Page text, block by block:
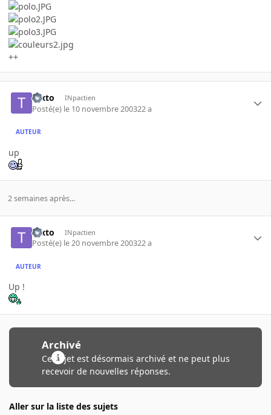
++
texto INpactien
Posté(e) le 10 novembre 200322 a
AUTEUR
up
2 semaines après...
texto INpactien
Posté(e) le 20 novembre 200322 a
AUTEUR
Up !
Archivé
Ce sujet est désormais archivé et ne peut plus
recevoir de nouvelles réponses.
Aller sur la liste des sujets